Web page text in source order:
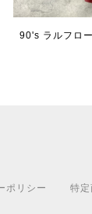
90's ラルフロ
ポリシー 特